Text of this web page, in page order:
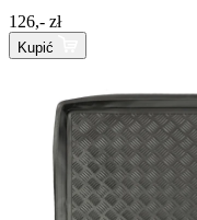
126,- zł
Kupić